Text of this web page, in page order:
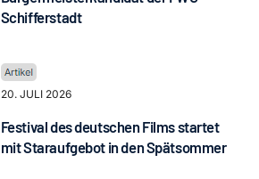
Schifferstadt
20. JULI 2026
Festival des deutschen Films startet
mit Staraufgebot in den Spätsommer